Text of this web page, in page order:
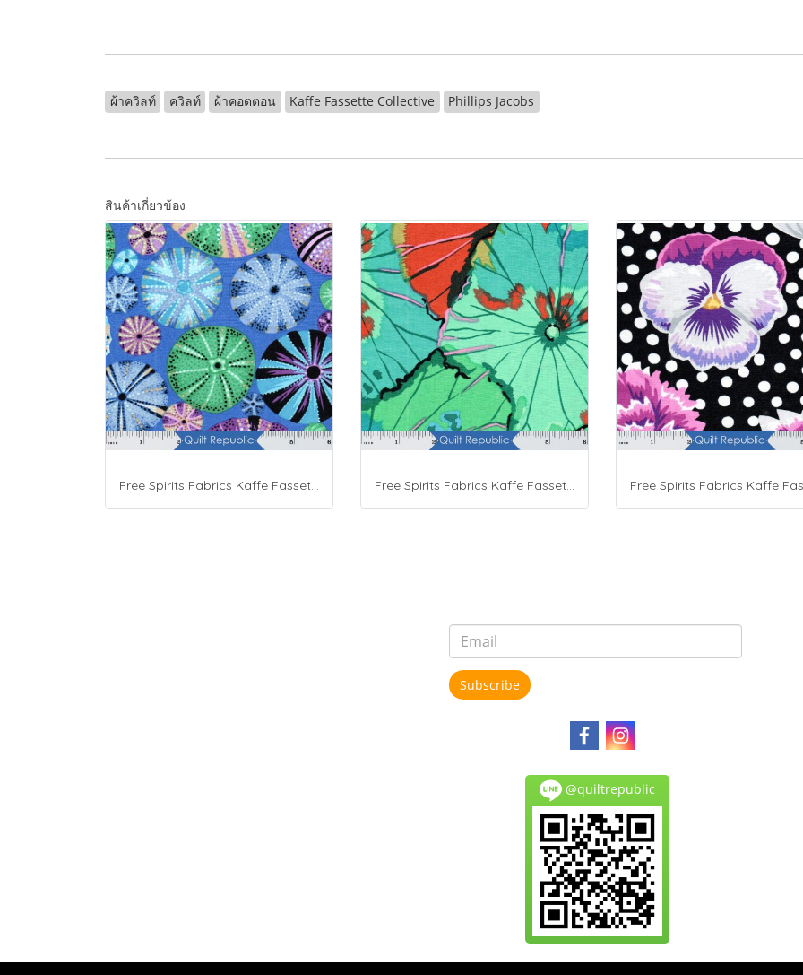
ผ้าควิลท์ ควิลท์ ผ้าคอตตอน Kaffe Fassette Collective Phillips Jacobs
สินค้าเกี่ยวข้อง
Free Spirits Fabrics Kaffe Fassette Collective Urchin Blue Free Spirits Fabrics Kaffe Fassette Collective Lotus Leafe Emerald
Subscribe
@quiltrepublic